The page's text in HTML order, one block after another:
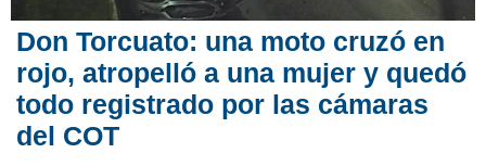
Don Torcuato: una moto cruzó en
rojo, atropelló a una mujer y quedó
todo registrado por las cámaras
del COT